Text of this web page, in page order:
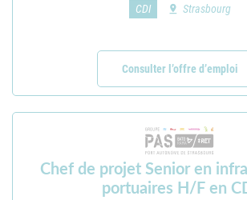
CDI Strasbourg
Consulter l’offre d’emploi
Chef de projet Senior en
portuaires H/F en